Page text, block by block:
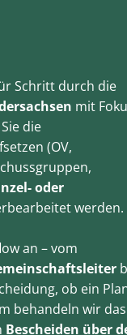
Schritt durch die
mit
die
(OV,
oder
werden.
an – vom
ob ein
behandeln wir das
Bescheiden über